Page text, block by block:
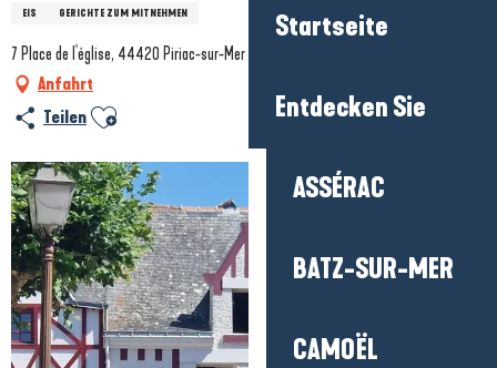
Startseite
Entdecken Sie
ASSÉRAC
BATZ-SUR-MER
CAMOËL
EIS GERICHTE ZUM MITNEHMEN
7 Place de l'église, 44420 Piriac-sur-Mer
Anfahrt
Teilen Ajouter aux favoris